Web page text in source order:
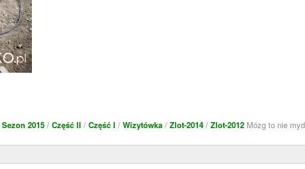
Sezon 2015 / Część II / Część I / Wizytówka / Zlot-2014 / Zlot-2012 Mózg to nie